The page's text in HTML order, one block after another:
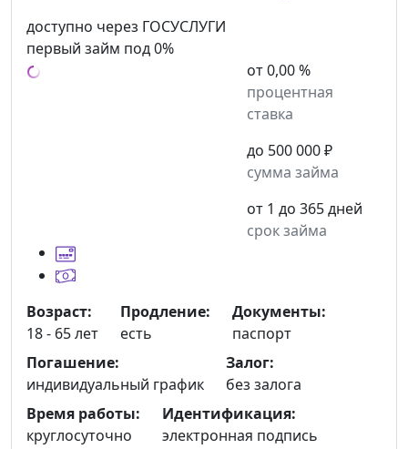
доступно через ГОСУСЛУГИ
первый займ под 0%
от 0,00 %
процентная
ставка
до 500 000 ₽
сумма займа
от 1 до 365 дней
срок займа
Возраст:
18 - 65 лет
Продление:
есть
Документы:
паспорт
Погашение:
индивидуальный график
Залог:
без залога
Время работы:
круглосуточно
Идентификация:
электронная подпись